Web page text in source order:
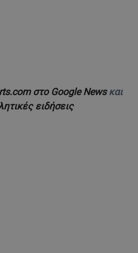
στο Google Newsκαι
ειδήσεις